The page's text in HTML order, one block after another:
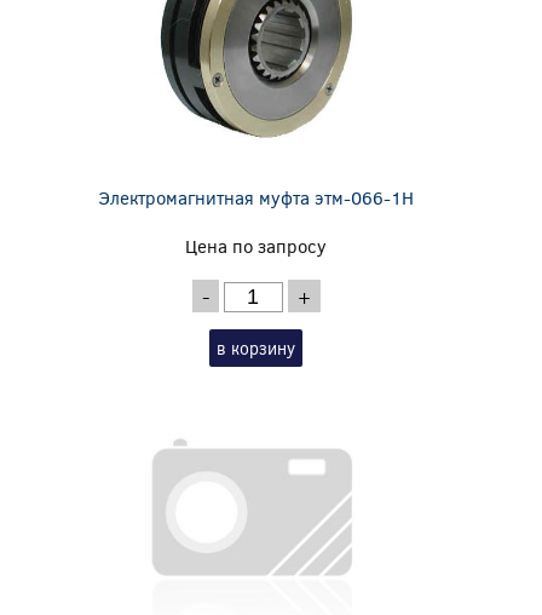
Электромагнитная муфта этм-066-1Н
Цена по запросу
- +
в корзину